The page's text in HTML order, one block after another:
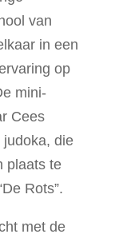
van
in een
op
mini-
Cees
die
plaats te
Rots”.
met de